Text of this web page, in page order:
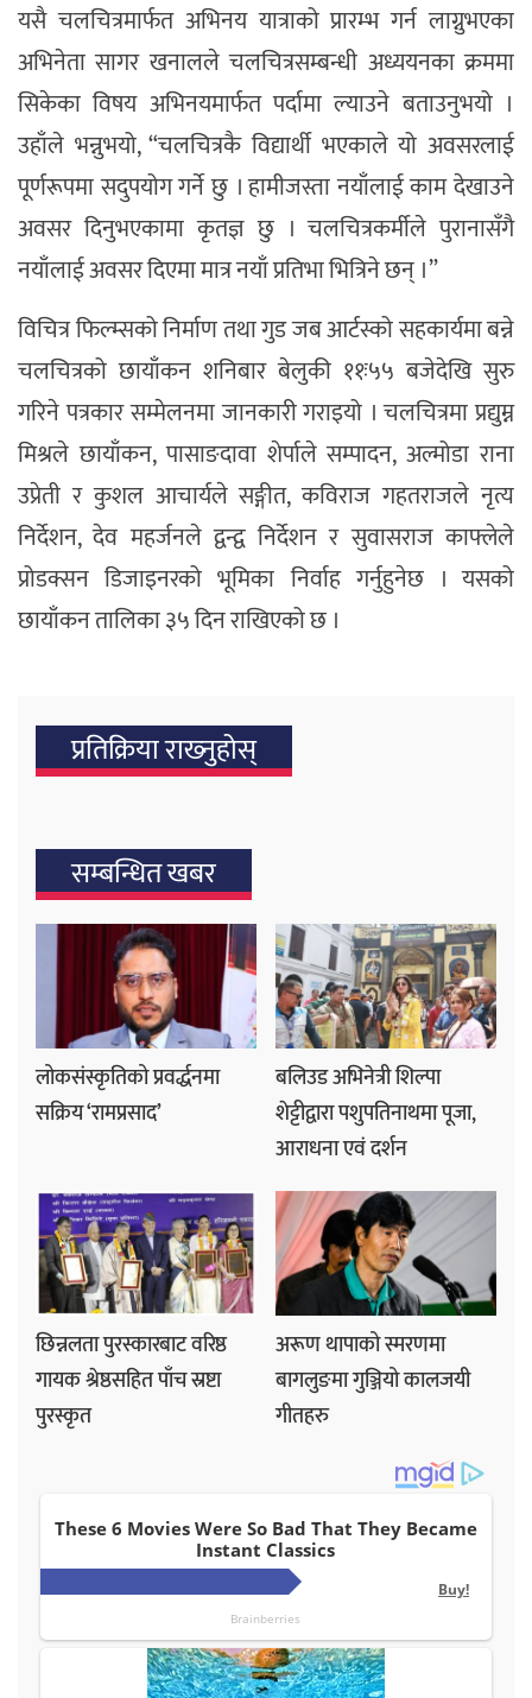
यसै चलचित्रमार्फत अभिनय यात्राको प्रारम्भ गर्न लाग्नुभएका
अभिनेता सागर खनालले चलचित्रसम्बन्धी अध्ययनका क्रममा
सिकेका विषय अभिनयमार्फत पर्दामा ल्याउने बताउनुभयो ।
उहाँले भन्नुभयो, “चलचित्रकै विद्यार्थी भएकाले यो अवसरलाई
पूर्णरूपमा सदुपयोग गर्ने छु । हामीजस्ता नयाँलाई काम देखाउने
अवसर दिनुभएकामा कृतज्ञ छु । चलचित्रकर्मीले पुरानासँगै
नयाँलाई अवसर दिएमा मात्र नयाँ प्रतिभा भित्रिने छन् ।”
विचित्र फिल्म्सको निर्माण तथा गुड जब आर्टस्को सहकार्यमा बन्ने
चलचित्रको छायाँकन शनिबार बेलुकी ११ः५५ बजेदेखि सुरु
गरिने पत्रकार सम्मेलनमा जानकारी गराइयो । चलचित्रमा प्रद्युम्न
मिश्रले छायाँकन, पासाङदावा शेर्पाले सम्पादन, अल्मोडा राना
उप्रेती र कुशल आचार्यले सङ्गीत, कविराज गहतराजले नृत्य
निर्देशन, देव महर्जनले द्वन्द्व निर्देशन र सुवासराज काफ्लेले
प्रोडक्सन डिजाइनरको भूमिका निर्वाह गर्नुहुनेछ । यसको
छायाँकन तालिका ३५ दिन राखिएको छ ।
प्रतिक्रिया राख्‍नुहोस्
सम्बन्धित खबर
लोकसंस्कृतिको प्रवर्द्धनमा
सक्रिय ‘रामप्रसाद’
बलिउड अभिनेत्री शिल्पा
शेट्टीद्वारा पशुपतिनाथमा पूजा,
आराधना एवं दर्शन
छिन्नलता पुरस्कारबाट वरिष्ठ
गायक श्रेष्ठसहित पाँच स्रष्टा
पुरस्कृत
अरूण थापाको स्मरणमा
बागलुङमा गुञ्जियो कालजयी
गीतहरु